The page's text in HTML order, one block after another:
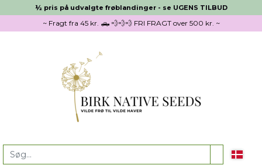
½ pris på udvalgte frøblandinger - se UGENS TILBUD
~ Fragt fra 45 kr. 🛻 💨💨💨 FRI FRAGT over 500 kr. ~